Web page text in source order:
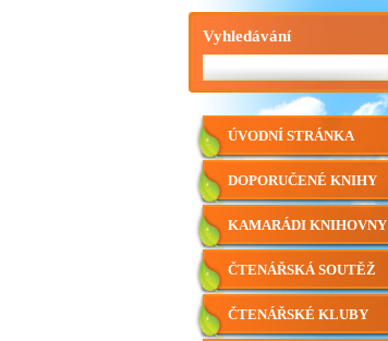
ÚVODNÍ STRÁNKA
DOPORUČENÉ KNIHY
KAMARÁDI KNIHOVNY
ČTENÁŘSKÁ SOUTĚŽ
ČTENÁŘSKÉ KLUBY
Vyhledávání